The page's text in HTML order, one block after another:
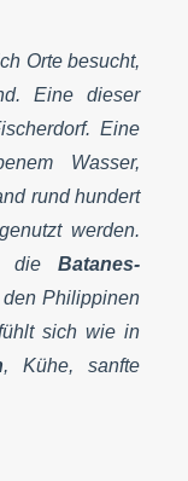
Orte besucht,
Eine dieser
Eine
Wasser,
rund hundert
werden.
die Batanes-
Philippinen
sich wie in
, Kühe, sanfte